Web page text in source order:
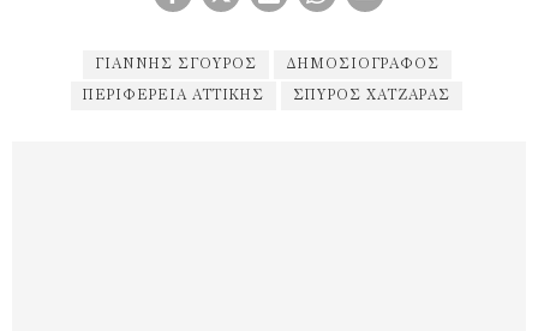
ΓΙΆΝΝΗΣ ΣΓΟΥΡΌΣ ΔΗΜΟΣΙΟΓΡΆΦΟΣ
ΠΕΡΙΦΈΡΕΙΑ ΑΤΤΙΚΉΣ ΣΠΎΡΟΣ ΧΑΤΖΆΡΑΣ